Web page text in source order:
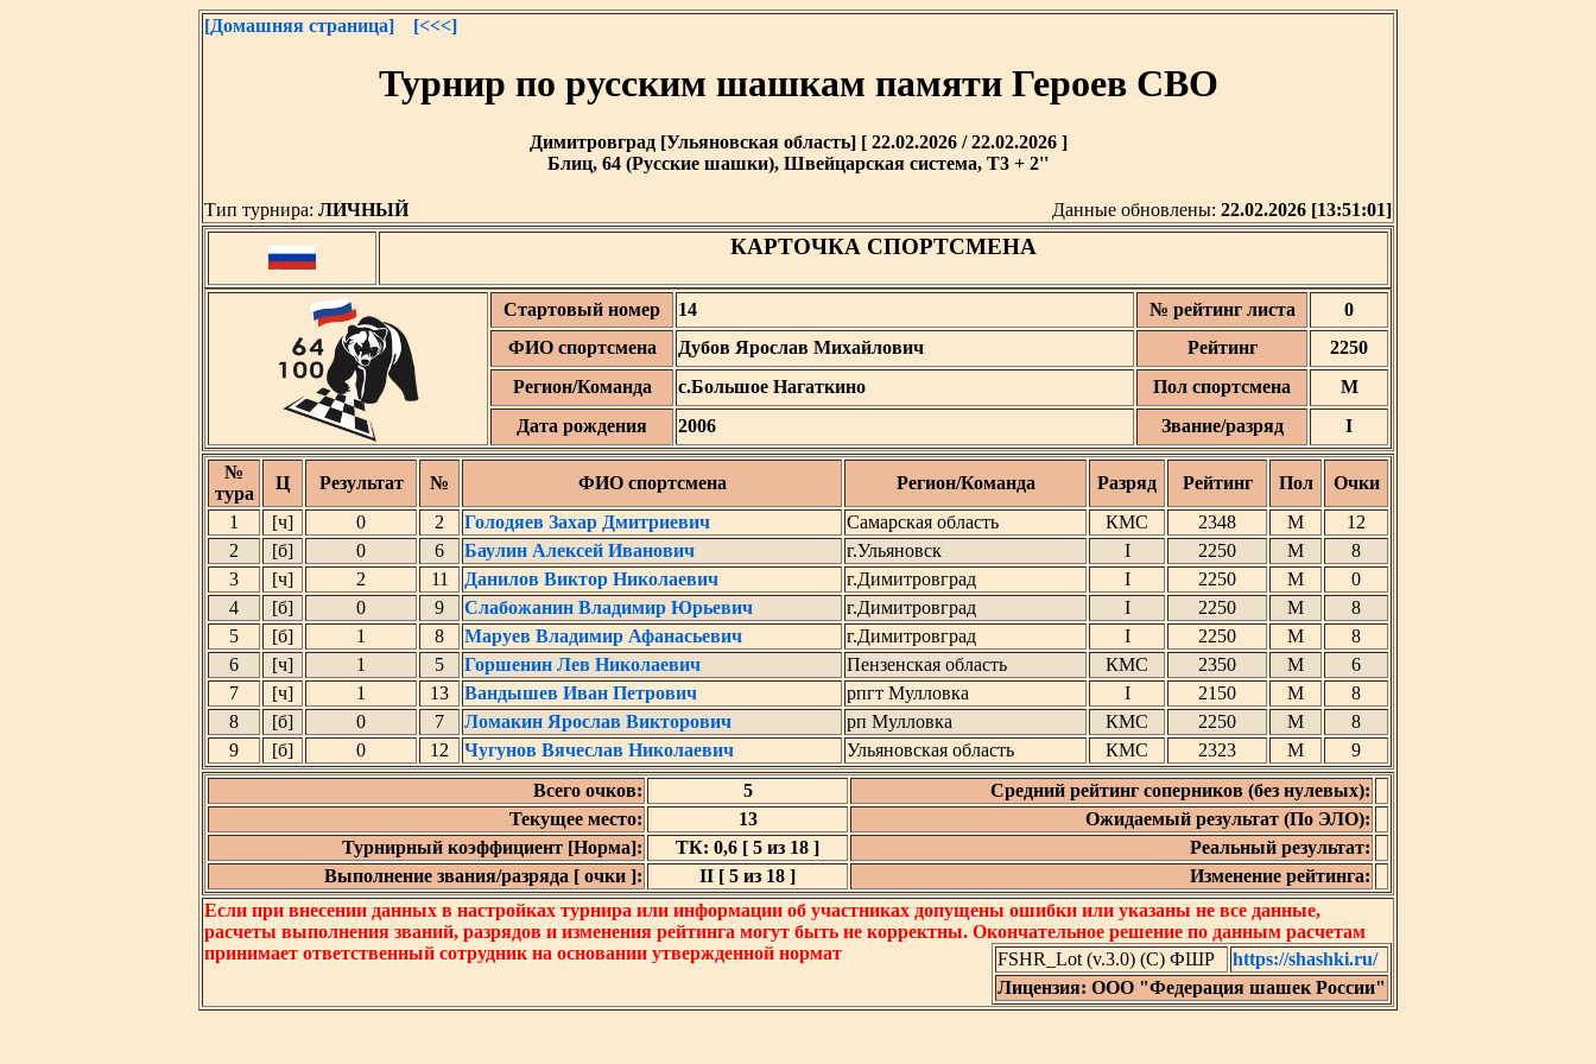
[Домашняя страница] [<<<]
Турнир по русским шашкам памяти Героев СВО
Димитровград [Ульяновская область] [ 22.02.2026 / 22.02.2026 ]
Блиц, 64 (Русские шашки), Швейцарская система, T3 + 2''
Тип турнира: ЛИЧНЫЙ Данные обновлены: 22.02.2026 [13:51:01]
КАРТОЧКА СПОРТСМЕНА
Стартовый номер 14 № рейтинг листа
0
ФИО спортсмена
Дубов Ярослав Михайлович Рейтинг
2250
Регион/Команда
с.Большое Нагаткино Пол спортсмена
М
Дата рождения
2006 Звание/разряд I
№
тура
Ц Результат № ФИО спортсмена Регион/Команда Разряд Рейтинг Пол
Очки
1
[ч] 0 2 Голодяев Захар Дмитриевич Самарская область КМС 2348 М
12
2
[б] 0 6 Баулин Алексей Иванович г.Ульяновск I 2250 М
8
3
[ч] 2 11 Данилов Виктор Николаевич г.Димитровград I 2250 М
0
4
[б] 0 9 Слабожанин Владимир Юрьевич г.Димитровград I 2250 М
8
5
[б] 1 8 Маруев Владимир Афанасьевич г.Димитровград I 2250 М
8
6
[ч] 1 5 Горшенин Лев Николаевич Пензенская область КМС 2350 М
6
7
[ч] 1 13 Вандышев Иван Петрович рпгт Мулловка I 2150 М
8
8
[б] 0 7 Ломакин Ярослав Викторович рп Мулловка КМС 2250 М
8
9
[б] 0 12 Чугунов Вячеслав Николаевич Ульяновская область КМС 2323 М
9
Всего очков:
5
Средний рейтинг соперников (без нулевых):
Текущее место:
13
Ожидаемый результат (По ЭЛО):
Турнирный коэффициент [Норма]:
ТК: 0,6 [ 5 из 18 ]
Реальный результат:
Выполнение звания/разряда [ очки ]:
II [ 5 из 18 ]
Изменение рейтинга:
Если при внесении данных в настройках турнира или информации об участниках допущены ошибки или указаны не все данные,
расчеты выполнения званий, разрядов и изменения рейтинга могут быть не корректны. Окончательное решение по данным расчетам
принимает ответственный сотрудник на основании утвержденной нормат
FSHR_Lot (v.3.0) (C) ФШР
https://shashki.ru/
Лицензия: ООО "Федерация шашек России"